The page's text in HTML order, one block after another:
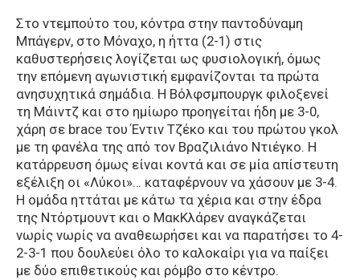
Στο ντεμπούτο του, κόντρα στην παντοδύναμη
Μπάγερν, στο Μόναχο, η ήττα (2-1) στις
καθυστερήσεις λογίζεται ως φυσιολογική, όμως
την επόμενη αγωνιστική εμφανίζονται τα πρώτα
ανησυχητικά σημάδια. Η Βόλφσμπουργκ φιλοξενεί
τη Μάιντζ και στο ημίωρο προηγείται ήδη με 3-0,
χάρη σε brace του Έντιν Τζέκο και του πρώτου γκολ
με τη φανέλα της από τον Βραζιλιάνο Ντιέγκο. Η
κατάρρευση όμως είναι κοντά και σε μία απίστευτη
εξέλιξη οι «Λύκοι»… καταφέρνουν να χάσουν με 3-4.
Η ομάδα ηττάται με κάτω τα χέρια και στην έδρα
της Ντόρτμουντ και ο ΜακΚλάρεν αναγκάζεται
νωρίς νωρίς να αναθεωρήσει και να παρατήσει το 4-
2-3-1 που δουλεύει όλο το καλοκαίρι για να παίξει
με δύο επιθετικούς και ρόμβο στο κέντρο.